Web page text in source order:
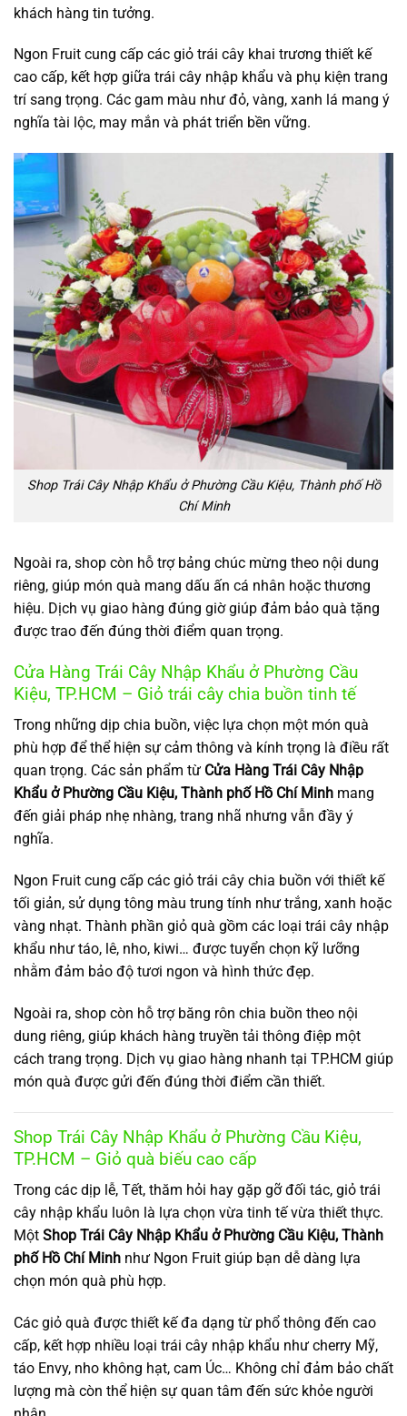
khách hàng tin tưởng.
Ngon Fruit cung cấp các giỏ trái cây khai trương thiết kế
cao cấp, kết hợp giữa trái cây nhập khẩu và phụ kiện trang
trí sang trọng. Các gam màu như đỏ, vàng, xanh lá mang ý
nghĩa tài lộc, may mắn và phát triển bền vững.
Shop Trái Cây Nhập Khẩu ở Phường Cầu Kiệu, Thành phố Hồ
Chí Minh
Ngoài ra, shop còn hỗ trợ bảng chúc mừng theo nội dung
riêng, giúp món quà mang dấu ấn cá nhân hoặc thương
hiệu. Dịch vụ giao hàng đúng giờ giúp đảm bảo quà tặng
được trao đến đúng thời điểm quan trọng.
Cửa Hàng Trái Cây Nhập Khẩu ở Phường Cầu
Kiệu, TP.HCM – Giỏ trái cây chia buồn tinh tế
Trong những dịp chia buồn, việc lựa chọn một món quà
phù hợp để thể hiện sự cảm thông và kính trọng là điều rất
quan trọng. Các sản phẩm từ Cửa Hàng Trái Cây Nhập
Khẩu ở Phường Cầu Kiệu, Thành phố Hồ Chí Minh mang
đến giải pháp nhẹ nhàng, trang nhã nhưng vẫn đầy ý
nghĩa.
Ngon Fruit cung cấp các giỏ trái cây chia buồn với thiết kế
tối giản, sử dụng tông màu trung tính như trắng, xanh hoặc
vàng nhạt. Thành phần giỏ quà gồm các loại trái cây nhập
khẩu như táo, lê, nho, kiwi… được tuyển chọn kỹ lưỡng
nhằm đảm bảo độ tươi ngon và hình thức đẹp.
Ngoài ra, shop còn hỗ trợ băng rôn chia buồn theo nội
dung riêng, giúp khách hàng truyền tải thông điệp một
cách trang trọng. Dịch vụ giao hàng nhanh tại TP.HCM giúp
món quà được gửi đến đúng thời điểm cần thiết.
Shop Trái Cây Nhập Khẩu ở Phường Cầu Kiệu,
TP.HCM – Giỏ quà biếu cao cấp
Trong các dịp lễ, Tết, thăm hỏi hay gặp gỡ đối tác, giỏ trái
cây nhập khẩu luôn là lựa chọn vừa tinh tế vừa thiết thực.
Một Shop Trái Cây Nhập Khẩu ở Phường Cầu Kiệu, Thành
phố Hồ Chí Minh như Ngon Fruit giúp bạn dễ dàng lựa
chọn món quà phù hợp.
Các giỏ quà được thiết kế đa dạng từ phổ thông đến cao
cấp, kết hợp nhiều loại trái cây nhập khẩu như cherry Mỹ,
táo Envy, nho không hạt, cam Úc… Không chỉ đảm bảo chất
lượng mà còn thể hiện sự quan tâm đến sức khỏe người